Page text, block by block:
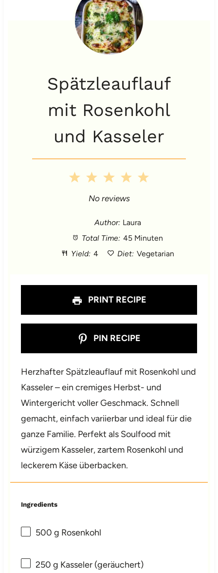
Spätzleauflauf
mit Rosenkohl
und Kasseler
5
a
r
s
4
t
a
s
3
S
t
a
s
2
S
t
a
s
1
a
No reviews
Author: Laura
Total Time: 45 Minuten
Yield: 4 Diet: Vegetarian
PRINT RECIPE
PIN RECIPE
Herzhafter Spätzleauflauf mit Rosenkohl und
Kasseler – ein cremiges Herbst- und
Wintergericht voller Geschmack. Schnell
gemacht, einfach variierbar und ideal für die
ganze Familie. Perfekt als Soulfood mit
würzigem Kasseler, zartem Rosenkohl und
leckerem Käse überbacken.
Ingredients
500 g Rosenkohl
250 g Kasseler (geräuchert)